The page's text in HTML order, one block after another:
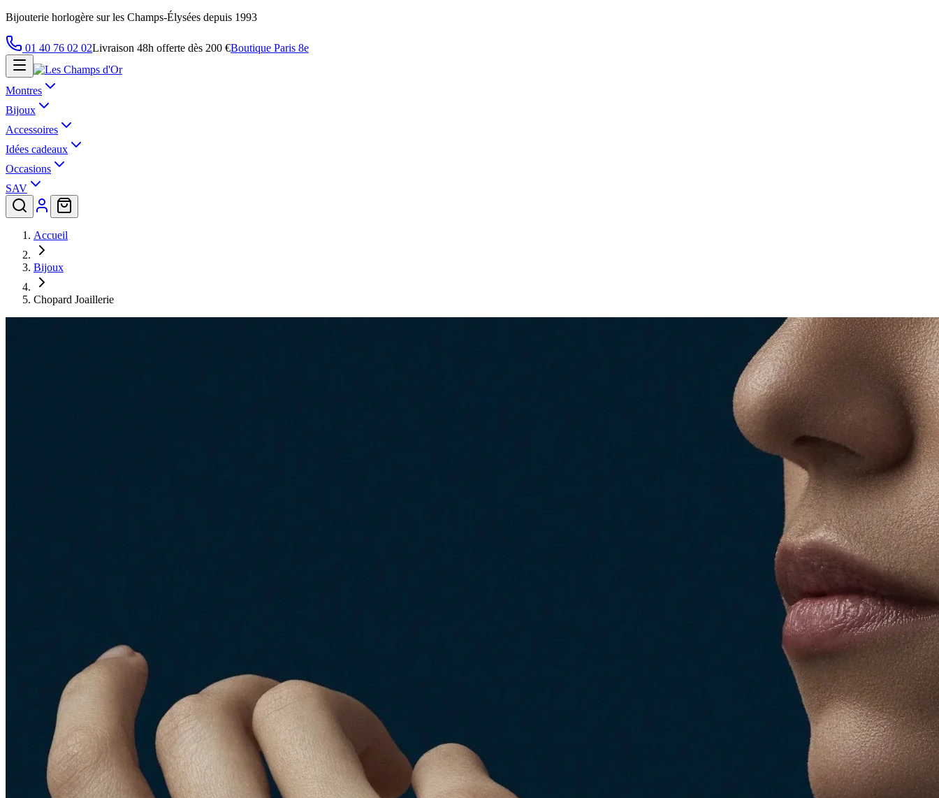
Bijouterie horlogère sur les Champs-Élysées depuis 1993
01 40 76 02 02Livraison 48h offerte dès 200 €Boutique Paris 8e
Montres
Bijoux
Accessoires
Idées cadeaux
Occasions
SAV
Accueil
Bijoux
Chopard Joaillerie